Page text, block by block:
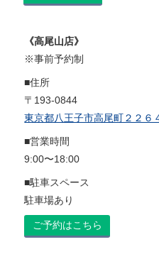
《高尾山店》
※事前予約制
■住所
〒193-0844
東京都八王子市高尾町２２６
■営業時間
9:00〜18:00
■駐車スペース
駐車場あり
ご予約はこちら